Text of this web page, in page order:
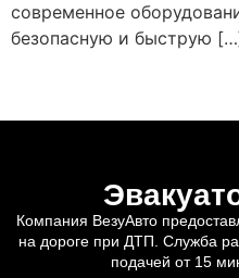
современное
безопасную и быструю
Компания ВезуАвто
на дороге при ДТП. Служба
подачей от 15